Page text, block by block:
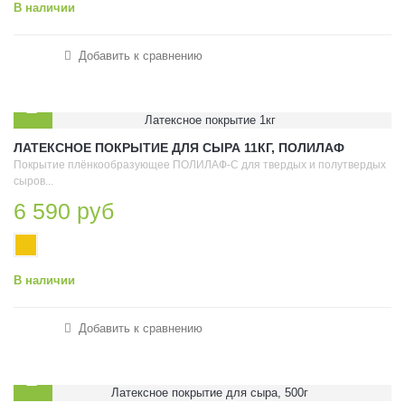
В наличии
Добавить к сравнению
ЛАТЕКСНОЕ ПОКРЫТИЕ ДЛЯ СЫРА 11КГ, ПОЛИЛАФ
Покрытие плёнкообразующее ПОЛИЛАФ-С для твердых и полутвердых
сыров...
6 590 руб
В наличии
Добавить к сравнению